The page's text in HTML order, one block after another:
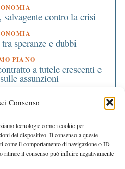
Consenso
tecnologie come i cookie per
del dispositivo. Il consenso a queste
come il comportamento di navigazione o ID
ritirare il consenso può influire negativamente
contro la crisi
speranze e dubbi
PIANO
a tutele crescenti e
assunzioni
segnali di ripresa
dei soldi di Draghi
PRESIDENTE
per tutti